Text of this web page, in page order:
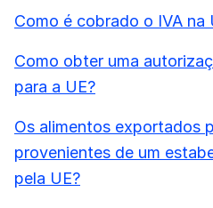
Como é cobrado o IVA na
Como obter uma
para a UE?
Os alimentos exportados
provenientes de um
pela UE?